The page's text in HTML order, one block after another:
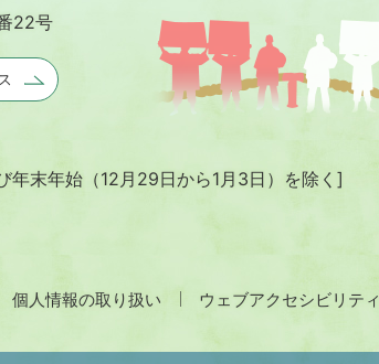
22号
年末年始 （12月29日から1月3日）を除く]
個人情報の取り扱い ウェブアクセシビリティ